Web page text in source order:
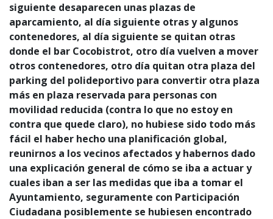
siguiente desaparecen unas plazas de
aparcamiento, al día siguiente otras y algunos
contenedores, al día siguiente se quitan otras
donde el bar Cocobistrot, otro día vuelven a mover
otros contenedores, otro día quitan otra plaza del
parking del polideportivo para convertir otra plaza
más en plaza reservada para personas con
movilidad reducida (contra lo que no estoy en
contra que quede claro), no hubiese sido todo más
fácil el haber hecho una planificación global,
reunirnos a los vecinos afectados y habernos dado
una explicación general de cómo se iba a actuar y
cuales iban a ser las medidas que iba a tomar el
Ayuntamiento, seguramente con Participación
Ciudadana posiblemente se hubiesen encontrado